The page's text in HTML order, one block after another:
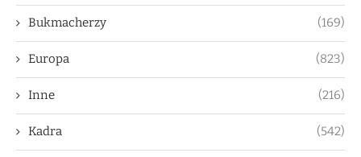
Bukmacherzy (169)
Europa (823)
Inne (216)
Kadra (542)